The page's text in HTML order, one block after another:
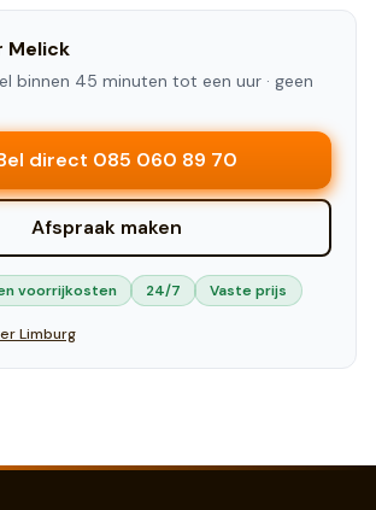
Melick
binnen 45 minuten tot een uur · geen
direct 085 060 89 70
Afspraak maken
voorrijkosten 24/7 Vaste prijs
Limburg